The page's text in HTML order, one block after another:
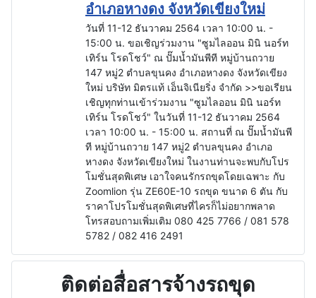
อำเภอหางดง จังหวัดเขียงใหม่
วันที่ 11-12 ธันวาคม 2564 เวลา 10:00 น. -
15:00 น. ขอเชิญร่วมงาน "ซูมไลออน มินิ นอร์ท
เทิร์น โรดโชว์" ณ ปั๊มน้ำมันพีที หมู่บ้านถวาย
147 หมู่2 ตำบลขุนคง อำเภอหางดง จังหวัดเขียง
ใหม่ บริษัท มิตรแท้ เอ็นจิเนียริ่ง จำกัด >>ขอเรียน
เชิญทุกท่านเข้าร่วมงาน "ซูมไลออน มินิ นอร์ท
เทิร์น โรดโชว์" ในวันที่ 11-12 ธันวาคม 2564
เวลา 10:00 น. - 15:00 น. สถานที่ ณ ปั๊มน้ำมันพี
ที หมู่บ้านถวาย 147 หมู่2 ตำบลขุนคง อำเภอ
หางดง จังหวัดเขียงใหม่ ในงานท่านจะพบกับโปร
โมชั่นสุดพิเศษ เอาใจคนรักรถขุดโดยเฉพาะ กับ
Zoomlion รุ่น ZE60E-10 รถขุด ขนาด 6 ตัน กับ
ราคาโปรโมชั่นสุดพิเศษที่ไครก็ไม่อยากพลาด
โทรสอบถามเพิ่มเติม 080 425 7766 / 081 578
5782 / 082 416 2491
ติดต่อสื่อสารจ้างรถขุด